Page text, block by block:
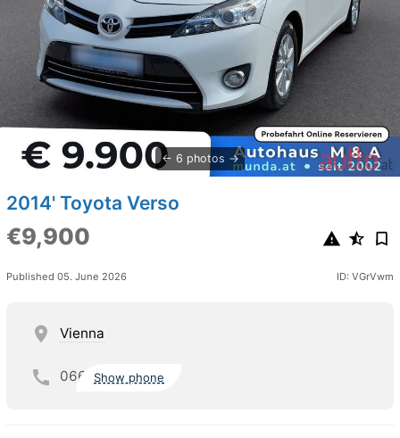
6 photos
2014' Toyota Verso
€9,900
Published 05. June 2026 ID: VGrVwm
Vienna
066 Show phone